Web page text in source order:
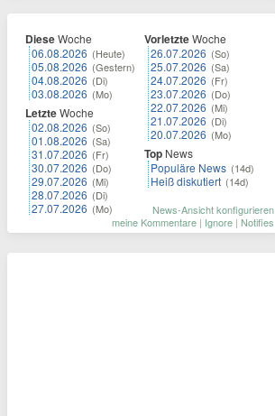
DieseWoche
06.08.2026 (Heute)
05.08.2026 (Gestern)
04.08.2026 (Di)
03.08.2026 (Mo)
LetzteWoche
02.08.2026 (So)
01.08.2026 (Sa)
31.07.2026 (Fr)
30.07.2026 (Do)
29.07.2026 (Mi)
28.07.2026 (Di)
27.07.2026 (Mo)
VorletzteWoche
26.07.2026 (So)
25.07.2026 (Sa)
24.07.2026 (Fr)
23.07.2026 (Do)
22.07.2026 (Mi)
21.07.2026 (Di)
20.07.2026 (Mo)
Top News
Populäre News (14d)
Heiß diskutiert (14d)
News-Ansicht konfigurieren
meine Kommentare | Ignore | Notifies